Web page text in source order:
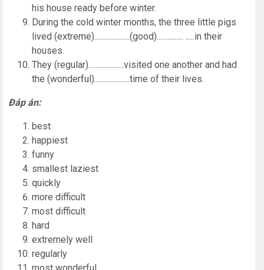
his house ready before winter.
During the cold winter months, the three little pigs
lived (extreme)....................(good)............... .....in their
houses.
They (regular)....................visited one another and had
the (wonderful)....................time of their lives.
Đáp án:
best
happiest
funny
smallest laziest
quickly
more difficult
most difficult
hard
extremely well
regularly